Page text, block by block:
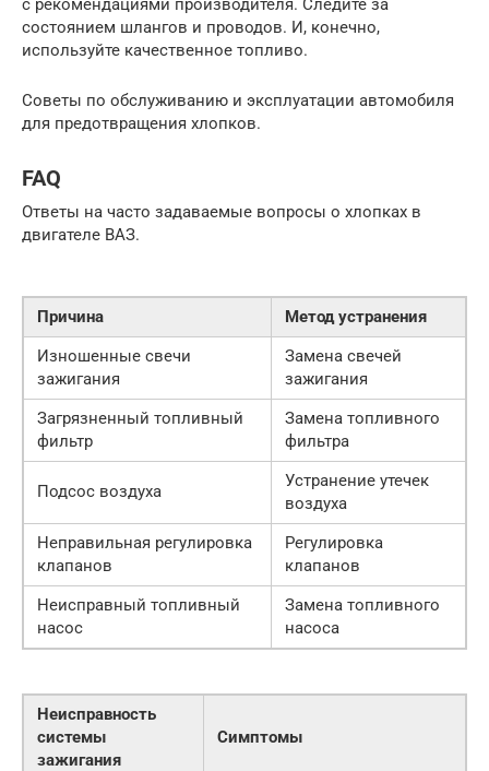
с рекомендациями производителя. Следите за
состоянием шлангов и проводов. И, конечно,
используйте качественное топливо.
Советы по обслуживанию и эксплуатации автомобиля
для предотвращения хлопков.
FAQ
Ответы на часто задаваемые вопросы о хлопках в
двигателе ВАЗ.
Причина
Метод устранения
Изношенные свечи
зажигания
Замена свечей
зажигания
Загрязненный топливный
фильтр
Замена топливного
фильтра
Подсос воздуха
Устранение утечек
воздуха
Неправильная регулировка
клапанов
Регулировка
клапанов
Неисправный топливный
насос
Замена топливного
насоса
Неисправность
системы
зажигания
Симптомы